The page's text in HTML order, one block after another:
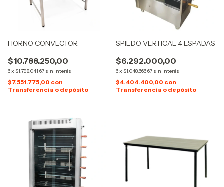
HORNO CONVECTOR
$10.788.250,00
6x $1.798.041,67 sin interés
$7.551.775,00 con
Transferencia o depósito
SPIEDO VERTICAL 4 ESPADAS
$6.292.000,00
6x $1.048.666,67 sin interés
$4.404.400,00 con
Transferencia o depósito